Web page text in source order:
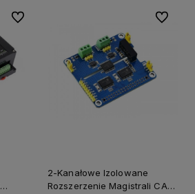
Do ulubionych
2-Kanałowe Izolowane
Rozszerzenie Magistrali CAN
Do